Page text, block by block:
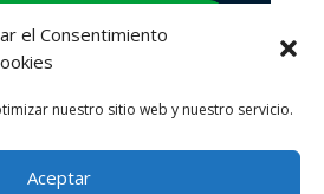
el Consentimiento
nuestro sitio web y nuestro servicio.
Aceptar